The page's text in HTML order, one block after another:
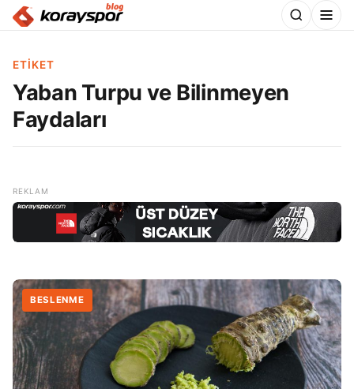
ETIKET
Yaban Turpu ve Bilinmeyen
Faydaları
BESLENME